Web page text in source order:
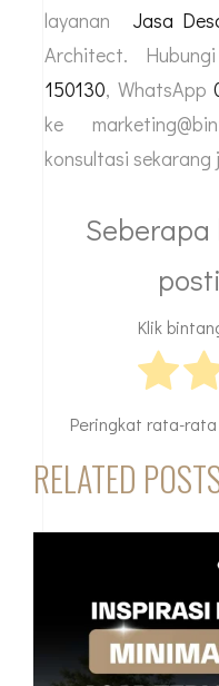
layanan Jasa
Architect.
150130, WhatsApp
ke
konsultasi sekarang
Klik
Peringkat rata-rata
RELATED